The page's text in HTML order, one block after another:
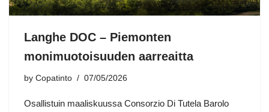
Langhe DOC – Piemonten
monimuotoisuuden aarreaitta
by Copatinto 07/05/2026
Osallistuin maaliskuussa Consorzio Di Tutela Barolo